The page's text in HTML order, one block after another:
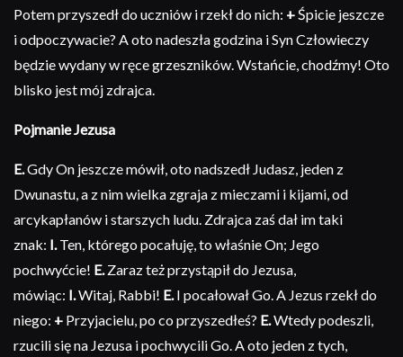
Potem przyszedł do uczniów i rzekł do nich: +Śpicie jeszcze
i odpoczywacie? A oto nadeszła godzina i Syn Człowieczy
będzie wydany w ręce grzeszników. Wstańcie, chodźmy! Oto
blisko jest mój zdrajca.
Pojmanie Jezusa
E.Gdy On jeszcze mówił, oto nadszedł Judasz, jeden z
Dwunastu, a z nim wielka zgraja z mieczami i kijami, od
arcykapłanów i starszych ludu. Zdrajca zaś dał im taki
znak: I.Ten, którego pocałuję, to właśnie On; Jego
pochwyćcie! E.Zaraz też przystąpił do Jezusa,
mówiąc: I.Witaj, Rabbi! E.I pocałował Go. A Jezus rzekł do
niego: + Przyjacielu, po co przyszedłeś? E.Wtedy podeszli,
rzucili się na Jezusa i pochwycili Go. A oto jeden z tych,